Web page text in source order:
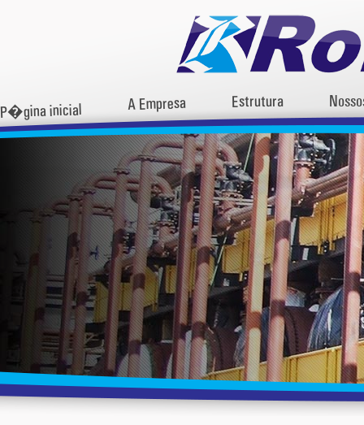
P�gina inicial A Empresa Estrutura